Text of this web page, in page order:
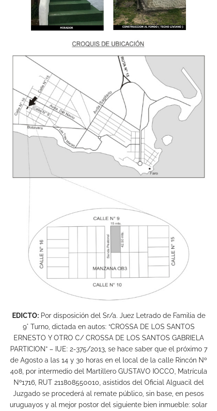
EDICTO:Por disposición del Sr/a. Juez Letrado de Familia de
9° Turno, dictada en autos: “CROSSA DE LOS SANTOS
ERNESTO Y OTRO C/ CROSSA DE LOS SANTOS GABRIELA
PARTICION” – IUE: 2-375/2013, se hace saber que el próximo 7
de Agosto a las 14 y 30 horas en el local de la calle Rincón Nº
408, por intermedio del Martillero GUSTAVO IOCCO, Matrícula
Nº1716, RUT 211808550010, asistidos del Oficial Alguacil del
Juzgado se procederá al remate público, sin base, en pesos
uruguayos y al mejor postor del siguiente bien inmueble: solar